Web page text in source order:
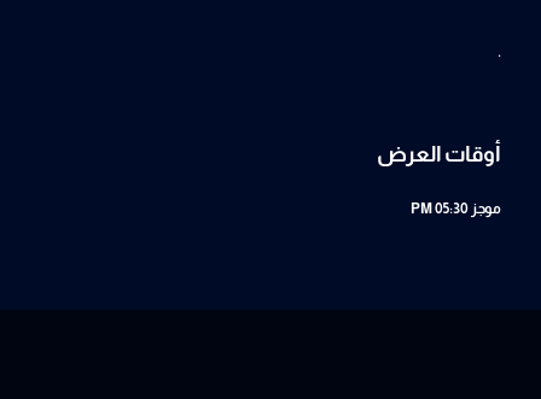
.
أوقات العرض
موجز 05:30 PM